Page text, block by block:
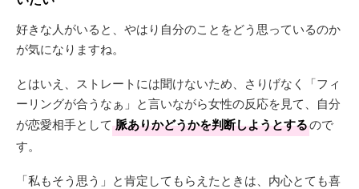
好きな人がいると、やはり自分のことをどう思っているのか
が気になりますね。
とはいえ、ストレートには聞けないため、さりげなく「フィ
ーリングが合うなぁ」と言いながら女性の反応を見て、自分
が恋愛相手として 脈ありかどうかを判断しようとするので
す。
「私もそう思う」と肯定してもらえたときは、内心とても喜